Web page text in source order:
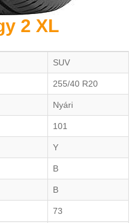
2 XL
SUV
255/40 R20
Nyári
101
Y
B
B
73